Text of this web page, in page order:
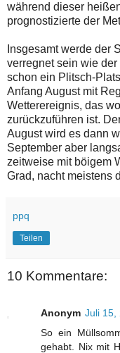
während dieser
prognostizierte der
Insgesamt werde der
verregnet sein wie der
schon ein Plitsch-
Anfang August mit
Wetterereignis, das
zurückzuführen ist.
August wird es dann
September aber
zeitweise mit böigem
Grad, nacht meistens
ppq
Teilen
10 Kommentare:
Anonym Juli 15,
So ein
gehabt. Nix mit